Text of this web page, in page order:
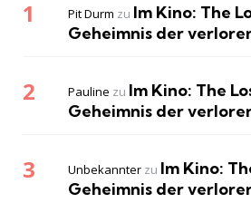
Pit Durm zu Im Kino: The
Geheimnis der
Pauline zu Im Kino: The
Geheimnis der
Unbekannter zu Im Kino:
Geheimnis der